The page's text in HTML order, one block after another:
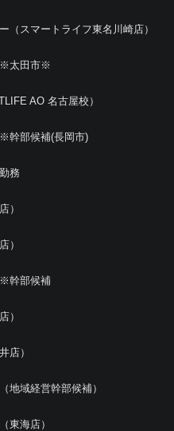
（スマートライフ東名川崎店）
※太田市※
AO 名古屋校）
※幹部候補(長岡市)
務
）
）
※幹部候補
）
店）
地域経営幹部候補）
東海店）